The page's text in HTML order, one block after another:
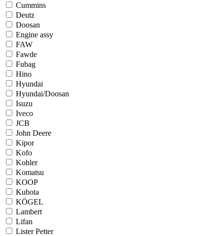
Cummins
Deutz
Doosan
Engine assy
FAW
Fawde
Fubag
Hino
Hyundai
Hyundai/Doosan
Isuzu
Iveco
JCB
John Deere
Kipor
Kofo
Kohler
Komatsu
KOOP
Kubota
KÖGEL
Lambert
Lifan
Lister Petter